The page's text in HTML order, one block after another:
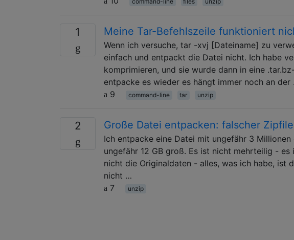
1 Meine Tar-Befehlszeile funktioniert
Wenn ich versuche, tar -xvj [Dateiname] zu
einfach und entpackt die Datei nicht. Ich habe
komprimieren, und sie wurde dann in eine
entpacke es wieder es hängt immer noch an der
9
command-line tar unzip
2 Große Datei entpacken: falscher
Ich entpacke eine Datei mit ungefähr 3
ungefähr 12 GB groß. Es ist nicht mehrteilig -
nicht die Originaldaten - alles, was ich habe, ist
nicht …
7
unzip